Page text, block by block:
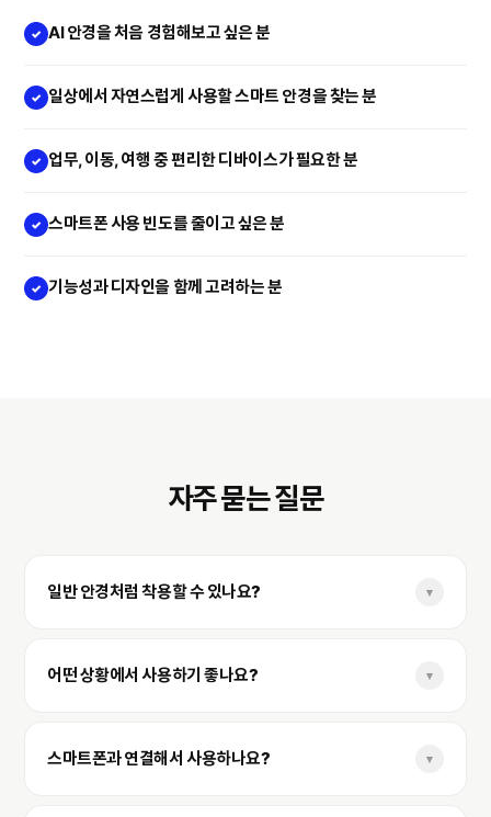
✓ AI 안경을 처음 경험해보고 싶은 분
✓ 일상에서 자연스럽게 사용할 스마트 안경을 찾는 분
✓ 업무, 이동, 여행 중 편리한 디바이스가 필요한 분
✓ 스마트폰 사용 빈도를 줄이고 싶은 분
✓ 기능성과 디자인을 함께 고려하는 분
자주 묻는 질문
일반 안경처럼 착용할 수 있나요? ▾
수 있습니다. 착용감은 얼굴형, 코받침, 사용 환경에 따라
어떤 상황에서 사용하기 좋나요? ▾
쓰고 싶은 상황에서 활용하기 좋습니다. 상세 기능은 제품
스마트폰과 연결해서 사용하나요? ▾